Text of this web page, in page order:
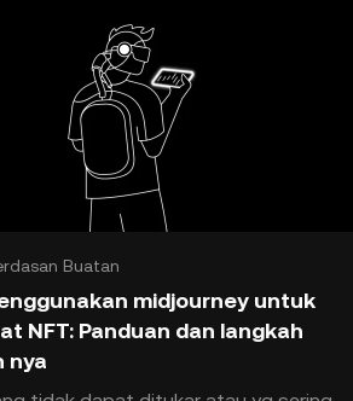
Buatan
midjourney untuk
NFT: Panduan dan langkah
nya